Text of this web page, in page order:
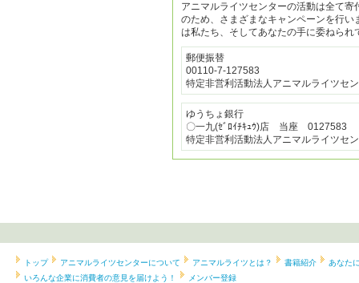
アニマルライツセンターの活動は全て
のため、さまざまなキャンペーンを行
は私たち、そしてあなたの手に委ねられ
郵便振替
00110-7-127583
特定非営利活動法人アニマルライツセ
ゆうちょ銀行
〇一九(ｾﾞﾛｲﾁｷｭｳ)店 当座 0127583
特定非営利活動法人アニマルライツセ
トップ アニマルライツセンターについて アニマルライツとは？ 書籍紹介
あなた
いろんな企業に消費者の意見を届けよう！
メンバー登録